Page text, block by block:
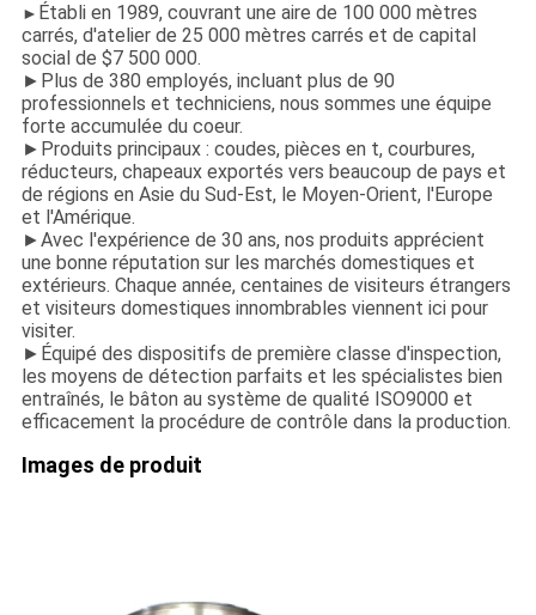
► Établi en 1989, couvrant une aire de 100 000 mètres
carrés, d'atelier de 25 000 mètres carrés et de capital
social de $7 500 000.
►Plus de 380 employés, incluant plus de 90
professionnels et techniciens, nous sommes une équipe
forte accumulée du coeur.
►Produits principaux : coudes, pièces en t, courbures,
réducteurs, chapeaux exportés vers beaucoup de pays et
de régions en Asie du Sud-Est, le Moyen-Orient, l'Europe
et l'Amérique.
►Avec l'expérience de 30 ans, nos produits apprécient
une bonne réputation sur les marchés domestiques et
extérieurs. Chaque année, centaines de visiteurs étrangers
et visiteurs domestiques innombrables viennent ici pour
visiter.
►Équipé des dispositifs de première classe d'inspection,
les moyens de détection parfaits et les spécialistes bien
entraînés, le bâton au système de qualité ISO9000 et
efficacement la procédure de contrôle dans la production.
Images de produit